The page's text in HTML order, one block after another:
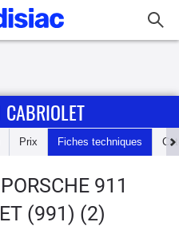
Prix Fiches techniques
911
(991) (2)